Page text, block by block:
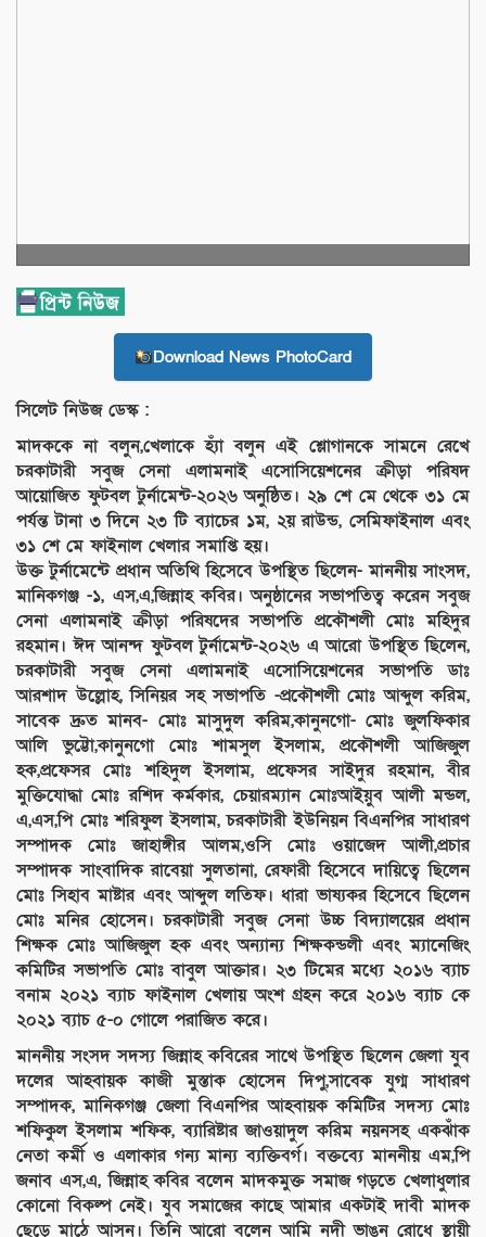
Download News PhotoCard
সিলেট নিউজ ডেস্ক :
মাদককে না বলুন,খেলাকে হ্যাঁ বলুন এই শ্লোগানকে সামনে রেখে
চরকাটারী সবুজ সেনা এলামনাই এসোসিয়েশনের ক্রীড়া পরিষদ
আয়োজিত ফুটবল টুর্নামেন্ট-২০২৬ অনুষ্ঠিত। ২৯ শে মে থেকে ৩১ মে
পর্যন্ত টানা ৩ দিনে ২৩ টি ব্যাচের ১ম, ২য় রাউন্ড, সেমিফাইনাল এবং
৩১ শে মে ফাইনাল খেলার সমাপ্তি হয়।
উক্ত টুর্নামেন্টে প্রধান অতিথি হিসেবে উপস্থিত ছিলেন- মাননীয় সাংসদ,
মানিকগঞ্জ -১, এস,এ,জিন্নাহ কবির। অনুষ্ঠানের সভাপতিত্ব করেন সবুজ
সেনা এলামনাই ক্রীড়া পরিষদের সভাপতি প্রকৌশলী মোঃ মহিদুর
রহমান। ঈদ আনন্দ ফুটবল টুর্নামেন্ট-২০২৬ এ আরো উপস্থিত ছিলেন,
চরকাটারী সবুজ সেনা এলামনাই এসোসিয়েশনের সভাপতি ডাঃ
আরশাদ উল্লোহ, সিনিয়র সহ সভাপতি -প্রকৌশলী মোঃ আব্দুল করিম,
সাবেক দ্রুত মানব- মোঃ মাসুদুল করিম,কানুনগো- মোঃ জুলফিকার
আলি ভুট্টো,কানুনগো মোঃ শামসুল ইসলাম, প্রকৌশলী আজিজুল
হক,প্রফেসর মোঃ শহিদুল ইসলাম, প্রফেসর সাইদুর রহমান, বীর
মুক্তিযোদ্ধা মোঃ রশিদ কর্মকার, চেয়ারম্যান মোঃআইয়ুব আলী মন্ডল,
এ,এস,পি মোঃ শরিফুল ইসলাম, চরকাটারী ইউনিয়ন বিএনপির সাধারণ
সম্পাদক মোঃ জাহাঙ্গীর আলম,ওসি মোঃ ওয়াজেদ আলী,প্রচার
সম্পাদক সাংবাদিক রাবেয়া সুলতানা, রেফারী হিসেবে দায়িত্বে ছিলেন
মোঃ সিহাব মাষ্টার এবং আব্দুল লতিফ। ধারা ভাষ্যকর হিসেবে ছিলেন
মোঃ মনির হোসেন। চরকাটারী সবুজ সেনা উচ্চ বিদ্যালয়ের প্রধান
শিক্ষক মোঃ আজিজুল হক এবং অন্যান্য শিক্ষকন্ডলী এবং ম্যানেজিং
কমিটির সভাপতি মোঃ বাবুল আক্তার। ২৩ টিমের মধ্যে ২০১৬ ব্যাচ
বনাম ২০২১ ব্যাচ ফাইনাল খেলায় অংশ গ্রহন করে ২০১৬ ব্যাচ কে
২০২১ ব্যাচ ৫-০ গোলে পরাজিত করে।
মাননীয় সংসদ সদস্য জিন্নাহ কবিরের সাথে উপস্থিত ছিলেন জেলা যুব
দলের আহবায়ক কাজী মুস্তাক হোসেন দিপু,সাবেক যুগ্ম সাধারণ
সম্পাদক, মানিকগঞ্জ জেলা বিএনপির আহবায়ক কমিটির সদস্য মোঃ
শফিকুল ইসলাম শফিক, ব্যারিষ্টার জাওয়াদুল করিম নয়নসহ একঝাঁক
নেতা কর্মী ও এলাকার গন্য মান্য ব্যক্তিবর্গ। বক্তব্যে মাননীয় এম,পি
জনাব এস,এ, জিন্নাহ কবির বলেন মাদকমুক্ত সমাজ গড়তে খেলাধুলার
কোনো বিকল্প নেই। যুব সমাজের কাছে আমার একটাই দাবী মাদক
ছেড়ে মাঠে আসুন। তিনি আরো বলেন আমি নদী ভাঙন রোধে স্থায়ী